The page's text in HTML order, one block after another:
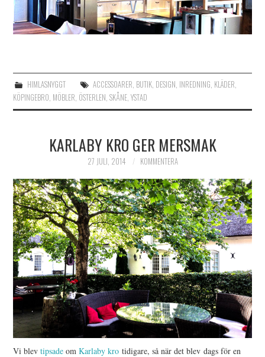
HIMLASNYGGT ACCESSOARER, BUTIK, DESIGN, INREDNING, KLÄDER,
KÖPINGEBRO, MÖBLER, ÖSTERLEN,SKÅNE,YSTAD
KARLABY KRO GER MERSMAK
27 JULI, 2014 KOMMENTERA
Vi blevtipsade omKarlaby kro tidigare, så när det blev dags för en